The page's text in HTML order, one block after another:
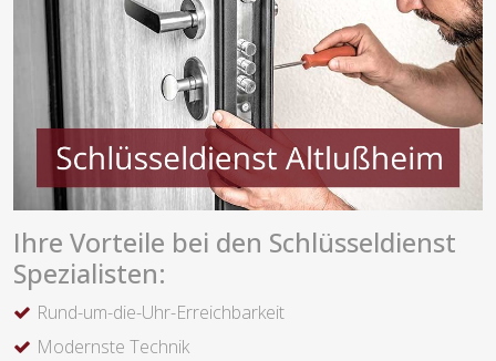
Ihre Vorteile bei den Schlüsseldienst
Spezialisten:
Rund-um-die-Uhr-Erreichbarkeit
Modernste Technik